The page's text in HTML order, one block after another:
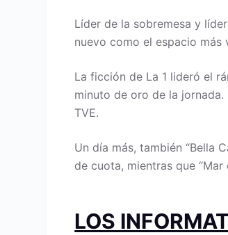
Líder de la sobremesa y
nuevo como el espacio más
La ficción de La 1 lideró el
minuto de oro de la jornada.
TVE.
Un día más, también “Bella
de cuota, mientras que “Mar
LOS